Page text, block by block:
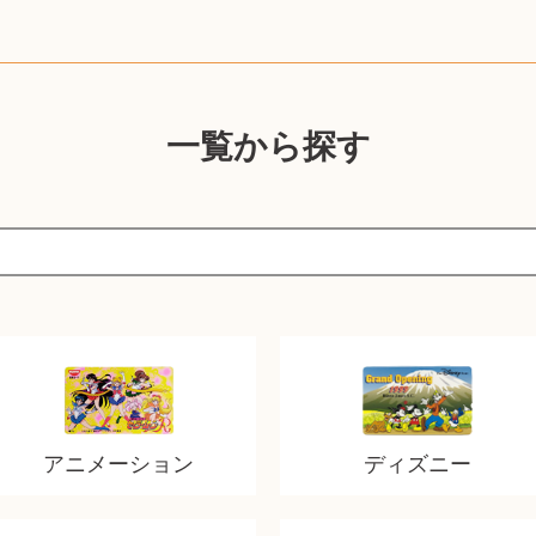
一覧から探す
アニメーション ディズニー